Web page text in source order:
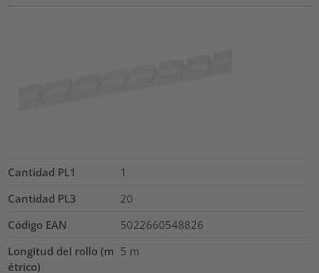
Cantidad PL1
1
Cantidad PL3
20
Código EAN
5022660548826
Longitud del rollo (m
étrico)
5 m